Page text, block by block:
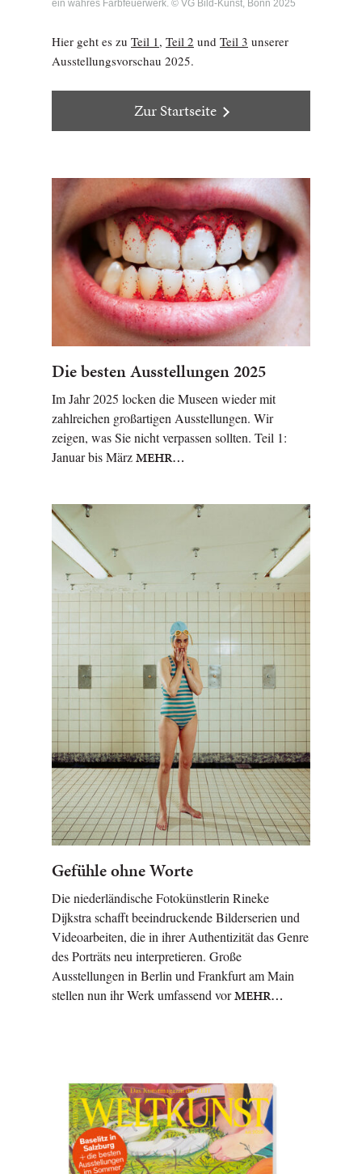
ein wahres Farbfeuerwerk. © VG Bild-Kunst, Bonn 2025
Hier geht es zu Teil 1 , Teil 2 und Teil 3 unserer
Ausstellungsvorschau 2025.
Zur Startseite
Die besten Ausstellungen 2025
Im Jahr 2025 locken die Museen wieder mit
zahlreichen großartigen Ausstellungen. Wir
zeigen, was Sie nicht verpassen sollten. Teil 1:
Januar bis MärzMEHR…
Gefühle ohne Worte
Die niederländische Fotokünstlerin Rineke
Dijkstra schafft beeindruckende Bilderserien und
Videoarbeiten, die in ihrer Authentizität das Genre
des Porträts neu interpretieren. Große
Ausstellungen in Berlin und Frankfurt am Main
stellen nun ihr Werk umfassend vorMEHR…